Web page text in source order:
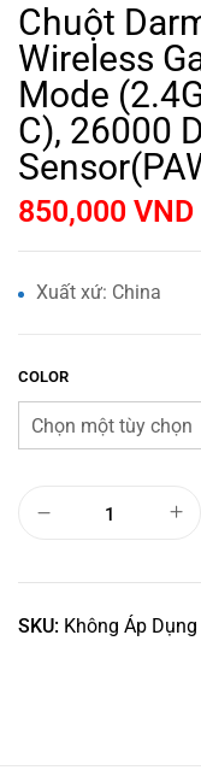
Chuột
Wireless
Mode
C), 26000
850,000 VND
Xuất xứ: China
COLOR
SKU: Không Áp Dụng